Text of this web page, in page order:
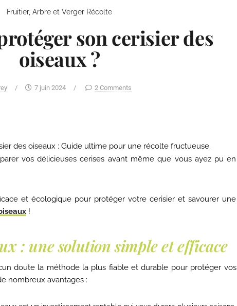
Fruitier, Arbre et Verger Récolte
son cerisier des
oiseaux ?
/ 7 juin 2024 / 2 Comments
des oiseaux : Guide ultime pour une récolte fructueuse.
vos délicieuses cerises avant même que vous ayez pu en
et écologique pour protéger votre cerisier et savourer une
!
: une solution simple et efficace
doute la méthode la plus fiable et durable pour protéger vos
nombreux avantages :